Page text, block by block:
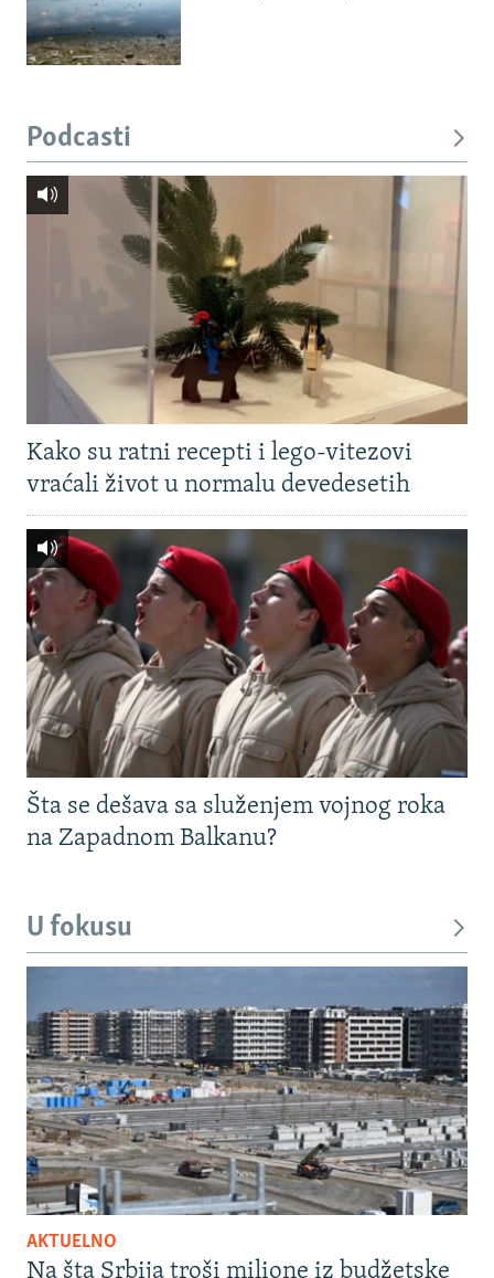
Podcasti
Kako su ratni recepti i lego-vitezovi
vraćali život u normalu devedesetih
Šta se dešava sa služenjem vojnog roka
na Zapadnom Balkanu?
U fokusu
AKTUELNO
Na šta Srbija troši milione iz budžetske